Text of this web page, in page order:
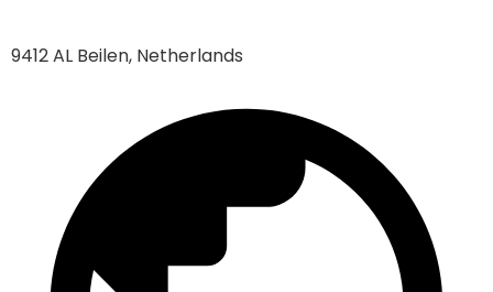
9412 AL Beilen, Netherlands